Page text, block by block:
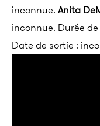
inconnue. Anita
inconnue. Durée
Date de sortie :